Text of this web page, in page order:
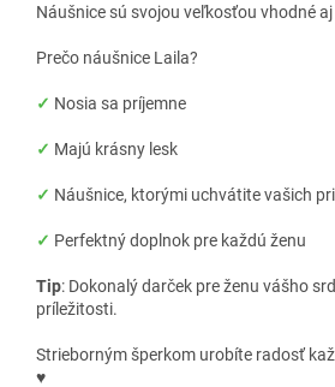
Náušnice sú svojou veľkosťou vhodné
Prečo náušnice Laila?
✓ Nosia sa príjemne
✓ Majú krásny lesk
✓ Náušnice, ktorými uchvátite vašich
✓ Perfektný doplnok pre každú ženu
Tip: Dokonalý darček pre ženu vášho
príležitosti.
Strieborným šperkom urobíte radosť
♥